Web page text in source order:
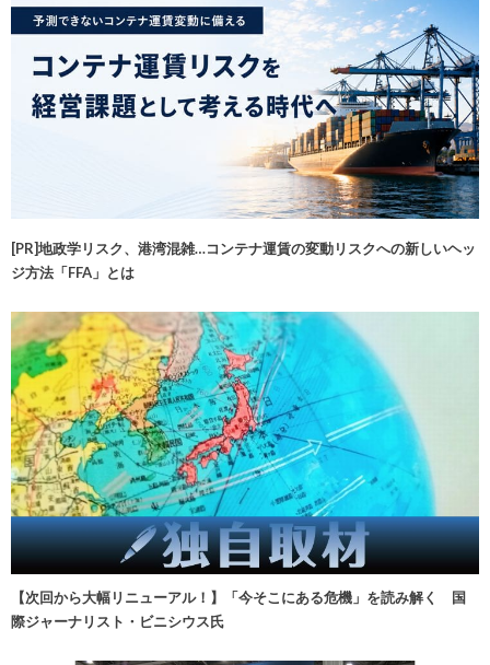
[PR]地政学リスク、港湾混雑…コンテナ運賃の変動リスクへの新しいヘッ
ジ方法「FFA」とは
【次回から大幅リニューアル！】「今そこにある危機」を読み解く 国
際ジャーナリスト・ビニシウス氏